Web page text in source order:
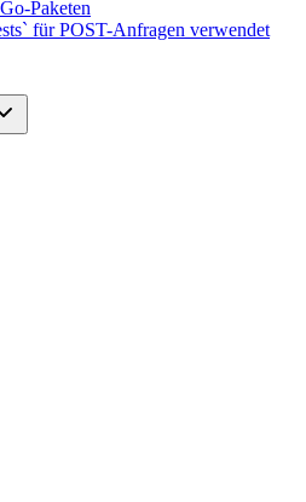
Paketen
für POST-Anfragen verwendet